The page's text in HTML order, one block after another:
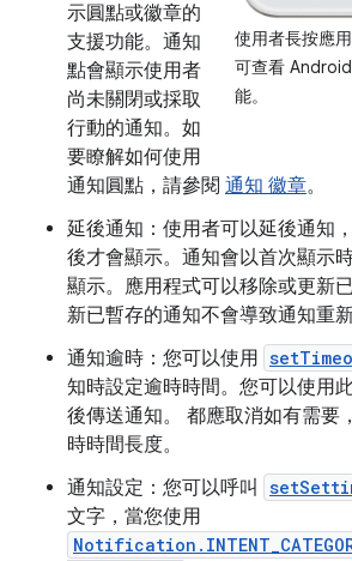
使用者長按應
可查看
能。
示圓點或徽章的
支援功能。通知
點會顯示使用者
尚未關閉或採取
行動的通知。如
要瞭解如何使用
通知圓點，請參閱 通知 徽章。
延後通知：使用者可以延後通知
後才會顯示。通知會以首次顯示
顯示。應用程式可以移除或更新
新已暫存的通知不會導致通知重新
通知逾時：您可以使用
知時設定逾時時間。您可以使用
後傳送通知。 都應取消如有需要
時時間長度。
通知設定：您可以呼叫
文字，當您使用